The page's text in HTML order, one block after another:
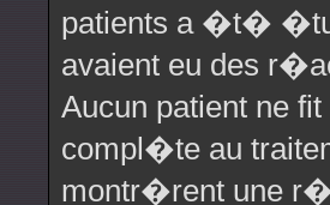
patients a �t�
avaient eu des
Aucun patient ne
compl�te au
montr�rent une